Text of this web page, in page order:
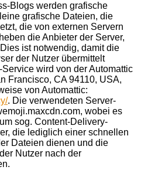
Blogs werden grafische
grafische Dateien, die
die von externen Servern
die Anbieter der Server,
ist notwendig, damit die
der Nutzer übermittelt
wird von der Automattic
Francisco, CA 94110, USA,
von Automattic:
. Die verwendeten Server-
wobei es
sog. Content-Delivery-
die lediglich einer schnellen
Dateien dienen und die
Nutzer nach der